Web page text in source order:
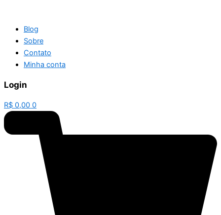
Blog
Sobre
Contato
Minha conta
Login
R$ 0,00 0